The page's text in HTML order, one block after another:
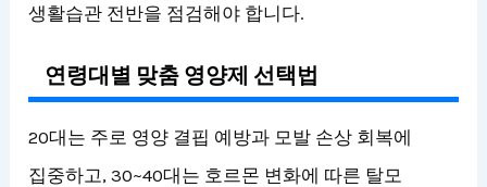
생활습관 전반을 점검해야 합니다.
연령대별 맞춤 영양제 선택법
20대는 주로 영양 결핍 예방과 모발 손상 회복에
집중하고, 30~40대는 호르몬 변화에 따른 탈모